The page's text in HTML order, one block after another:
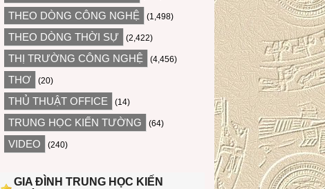
THEO DÒNG CÔNG NGHỆ (1,498)
THEO DÒNG THỜI SỰ (2,422)
THỊ TRƯỜNG CÔNG NGHỆ (4,456)
THƠ (20)
THỦ THUẬT OFFICE (14)
TRUNG HỌC KIẾN TƯỜNG (64)
VIDEO (240)
GIA ĐÌNH TRUNG HỌC KIẾN